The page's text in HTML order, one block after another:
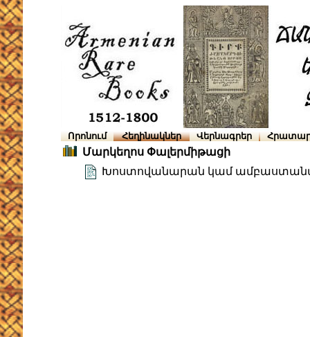
Որոնում Հեղինակներ Վերնագրեր
Մարկեղոս Փալերմիթացի
Խոստովանարան կամ